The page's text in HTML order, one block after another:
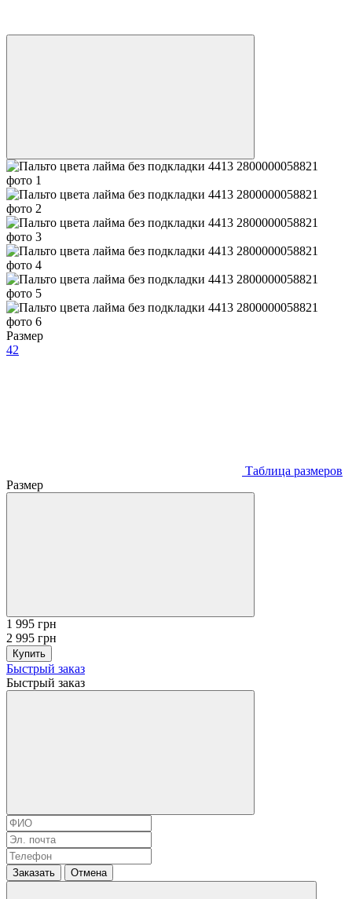
Размер
42
Таблица размеров
Размер
1 995 грн
2 995 грн
Купить
Быстрый заказ
Быстрый заказ
Заказать Отмена